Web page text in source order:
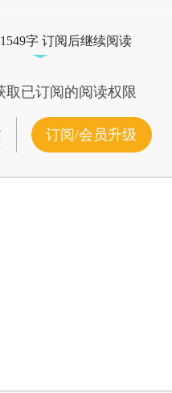
字 订阅后继续阅读
已订阅的阅读权限
订阅/会员升级